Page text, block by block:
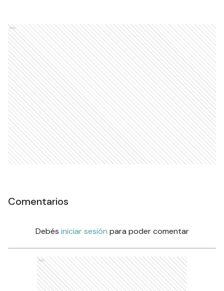
Ads
Comentarios
Debés iniciar sesión para poder comentar
Ads